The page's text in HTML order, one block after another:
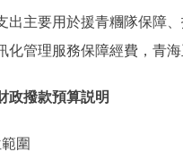
主要用於援青糰隊保障、
管理服務保障經費，青海
政撥款預算説明
圍